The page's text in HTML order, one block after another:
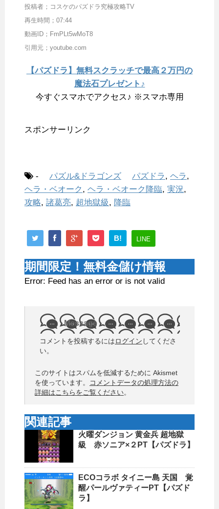
投稿者；コスケのパズドラ究極攻略TV
再生時間；07:44
動画ID；FmPLt5wMoT8
引用元；youtube.com
【パズドラ】無料スクラッチで最高２万円の
魔法石プレゼント♪
今すぐスマホでアクセス♪ ※スマホ専用
スポンサーリンク
- パズル&ドラゴンズ パズドラ , ヘラ ,
ヘラ・ベオーク , ヘラ・ベオーク降臨, 実況,
攻略, 諸葛亮, 超地獄級, 降臨
B! LINE
期間限定！無料金儲け情報
Error: Feed has an error or is not valid
Message
コメントを投稿するにはログイン してくださ
い。
このサイトはスパムを低減するために Akismet
を使っています。
コメントデータの処理方法の
詳細はこちらをご覧ください。
関連記事
火曜ダンジョン 黄金兵 超地獄
級 赤ソニア×２PT【パズドラ】
ECOコラボ タイニー島 天国 覚
醒パールヴァティーPT【パズド
ラ】